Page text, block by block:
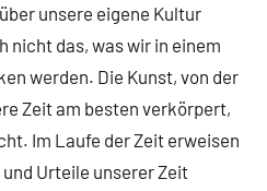
unsere eigene Kultur
nicht das, was wir in einem
werden. Die Kunst, von der
Zeit am besten verkörpert,
Im Laufe der Zeit erweisen
Urteile unserer Zeit